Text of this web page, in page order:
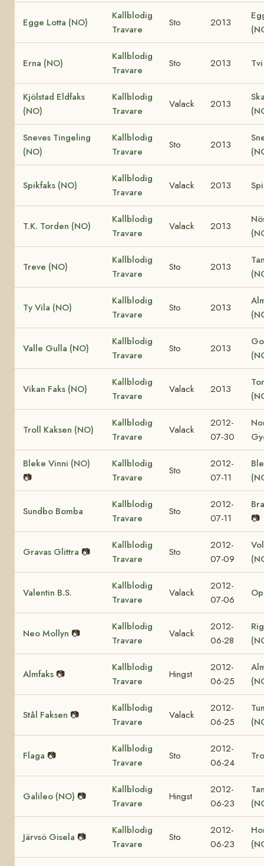
Egge Lotta (NO)
Kallblodig
Travare
Sto 2013
Erna (NO)
Kallblodig
Travare
Sto 2013
Kjölstad Eldfaks
(NO)
Kallblodig
Travare
Valack 2013
Sneves Tingeling
(NO)
Kallblodig
Travare
Sto 2013
Spikfaks (NO)
Kallblodig
Travare
Valack 2013
T.K. Torden (NO)
Kallblodig
Travare
Valack 2013
Treve (NO)
Kallblodig
Travare
Sto 2013
Ty Vila (NO)
Kallblodig
Travare
Sto 2013
Valle Gulla (NO)
Kallblodig
Travare
Sto 2013
Vikan Faks (NO)
Kallblodig
Travare
Valack 2013
Troll Kaksen (NO)
Kallblodig
Travare
Valack
2012-
07-30
Bleke Vinni (NO)
📷
Kallblodig
Travare
Sto
2012-
07-11
Sundbo Bomba
Kallblodig
Travare
Sto
2012-
07-11
📷
Gravas Glittra 📷
Kallblodig
Travare
Sto
2012-
07-09
Valentin B.S.
Kallblodig
Travare
Valack
2012-
07-06
Neo Mollyn 📷
Kallblodig
Travare
Valack
2012-
06-28
Almfaks 📷
Kallblodig
Travare
Hingst
2012-
06-25
Stål Faksen 📷
Kallblodig
Travare
Valack
2012-
06-25
Flaga 📷
Kallblodig
Travare
Sto
2012-
06-24
Galileo (NO) 📷
Kallblodig
Travare
Hingst
2012-
06-23
Järvsö Gisela 📷
Kallblodig
Travare
Sto
2012-
06-23